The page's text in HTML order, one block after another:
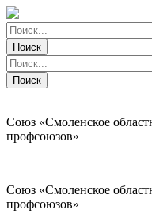
Поиск
Поиск
Поиск
Поиск
Союз «Смоленское
профсоюзов»
Союз «Смоленское
профсоюзов»